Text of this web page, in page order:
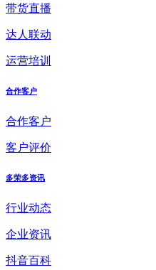
带货直播
达人联动
运营培训
合作客户
合作客户
客户评价
多荣多资讯
行业动态
企业资讯
抖音百科